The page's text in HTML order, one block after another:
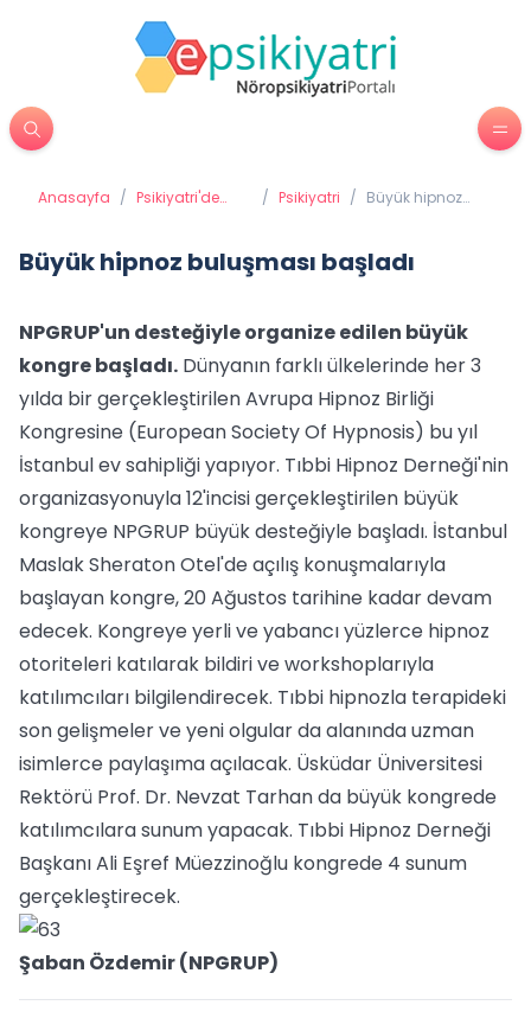
Anasayfa / Psikiyatri'de
/ Psikiyatri / Büyük hipnoz
Büyük hipnoz buluşması başladı
NPGRUP'un desteğiyle organize edilen büyük
kongre başladı. Dünyanın farklı ülkelerinde her 3
yılda bir gerçekleştirilen Avrupa Hipnoz Birliği
Kongresine (European Society Of Hypnosis) bu yıl
İstanbul ev sahipliği yapıyor. Tıbbi Hipnoz Derneği'nin
organizasyonuyla 12'incisi gerçekleştirilen büyük
kongreye NPGRUP büyük desteğiyle başladı. İstanbul
Maslak Sheraton Otel'de açılış konuşmalarıyla
başlayan kongre, 20 Ağustos tarihine kadar devam
edecek. Kongreye yerli ve yabancı yüzlerce hipnoz
otoriteleri katılarak bildiri ve workshoplarıyla
katılımcıları bilgilendirecek. Tıbbi hipnozla terapideki
son gelişmeler ve yeni olgular da alanında uzman
isimlerce paylaşıma açılacak. Üsküdar Üniversitesi
Rektörü Prof. Dr. Nevzat Tarhan da büyük kongrede
katılımcılara sunum yapacak. Tıbbi Hipnoz Derneği
Başkanı Ali Eşref Müezzinoğlu kongrede 4 sunum
gerçekleştirecek.
Şaban Özdemir (NPGRUP)